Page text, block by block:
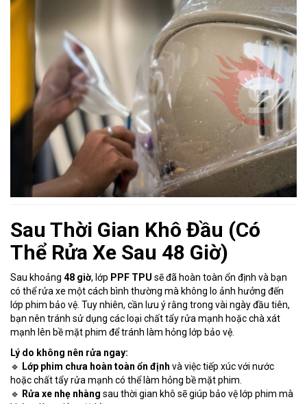
Sau Thời Gian Khô Đầu (Có
Thể Rửa Xe Sau 48 Giờ)
Sau khoảng 48 giờ, lớp PPF TPU sẽ đã hoàn toàn ổn định và bạn
có thể rửa xe một cách bình thường mà không lo ảnh hưởng đến
lớp phim bảo vệ. Tuy nhiên, cần lưu ý rằng trong vài ngày đầu tiên,
bạn nên tránh sử dụng các loại chất tẩy rửa mạnh hoặc chà xát
mạnh lên bề mặt phim để tránh làm hỏng lớp bảo vệ.
Lý do không nên rửa ngay:
🔹 Lớp phim chưa hoàn toàn ổn định và việc tiếp xúc với nước
hoặc chất tẩy rửa mạnh có thể làm hỏng bề mặt phim.
🔹 Rửa xe nhẹ nhàng sau thời gian khô sẽ giúp bảo vệ lớp phim mà